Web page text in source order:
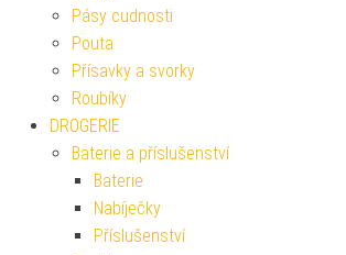
Pásy cudnosti
Pouta
Přísavky a svorky
Roubíky
DROGERIE
Baterie a příslušenství
Baterie
Nabíječky
Příslušenství